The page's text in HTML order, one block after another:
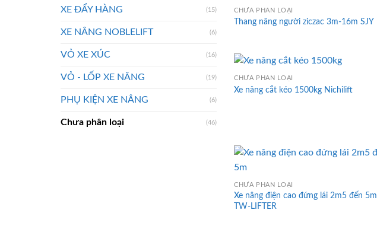
XE ĐẨY HÀNG (15)
XE NÂNG NOBLELIFT (6)
VỎ XE XÚC (16)
VỎ - LỐP XE NÂNG (19)
PHỤ KIỆN XE NÂNG (6)
Chưa phân loại (46)
CHƯA PHÂN LOẠI
Thang nâng người ziczac 3m-16m SJY
CHƯA PHÂN LOẠI
Xe nâng cắt kéo 1500kg Nichilift
CHƯA PHÂN LOẠI
Xe nâng điện cao đứng lái 2m5 đến 5m
TW-LIFTER